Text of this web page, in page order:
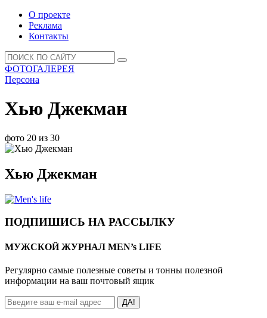
О проекте
Реклама
Контакты
ФОТОГАЛЕРЕЯ
Персона
Хью Джекман
фото 20 из 30
Хью Джекман
ПОДПИШИСЬ НА РАССЫЛКУ
МУЖСКОЙ ЖУРНАЛ MEN’s LIFE
Регулярно самые полезные советы и тонны полезной
информации на ваш почтовый ящик
ДА!